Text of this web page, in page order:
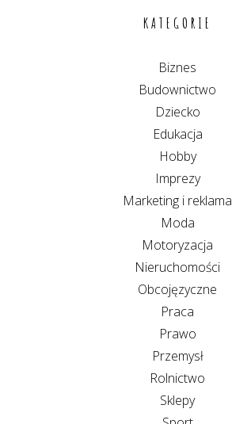
KATEGORIE
Biznes
Budownictwo
Dziecko
Edukacja
Hobby
Imprezy
Marketing i reklama
Moda
Motoryzacja
Nieruchomości
Obcojęzyczne
Praca
Prawo
Przemysł
Rolnictwo
Sklepy